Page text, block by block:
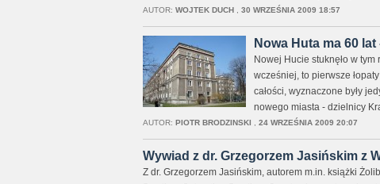
AUTOR: WOJTEK DUCH, 30 WRZEŚNIA 2009 18:57
Nowa Huta ma 60
Nowej Hucie stuknęło w
wcześniej, to pierwsze
całości, wyznaczone były
nowego miasta - dzielnicy
AUTOR: PIOTR BRODZINSKI 24 WRZEŚNIA 2009 20:07
Wywiad z dr. Grzegorzem Jasińskim z
Z dr. Grzegorzem Jasińskim, autorem m.in. książki